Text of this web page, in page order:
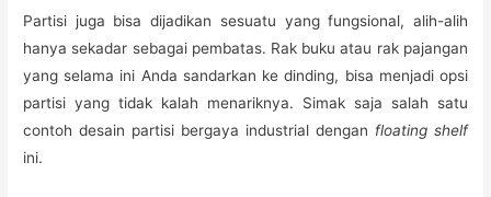
Partisi juga bisa dijadikan sesuatu yang fungsional, alih-alih
hanya sekadar sebagai pembatas. Rak buku atau rak pajangan
yang selama ini Anda sandarkan ke dinding, bisa menjadi opsi
partisi yang tidak kalah menariknya. Simak saja salah satu
contoh desain partisi bergaya industrial dengan floating shelf
ini.